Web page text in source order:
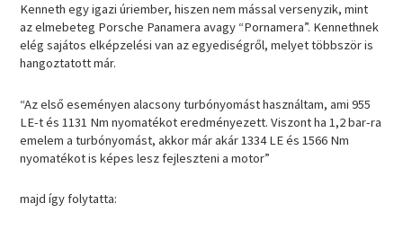
Kenneth egy igazi úriember, hiszen nem mással versenyzik, mint
az elmebeteg Porsche Panamera avagy “Pornamera”. Kennethnek
elég sajátos elképzelési van az egyediségről, melyet többször is
hangoztatott már.
“Az első eseményen alacsony turbónyomást használtam, ami 955
LE-t és 1131 Nm nyomatékot eredményezett. Viszont ha 1,2 bar-ra
emelem a turbónyomást, akkor már akár 1334 LE és 1566 Nm
nyomatékot is képes lesz fejleszteni a motor”
majd így folytatta: